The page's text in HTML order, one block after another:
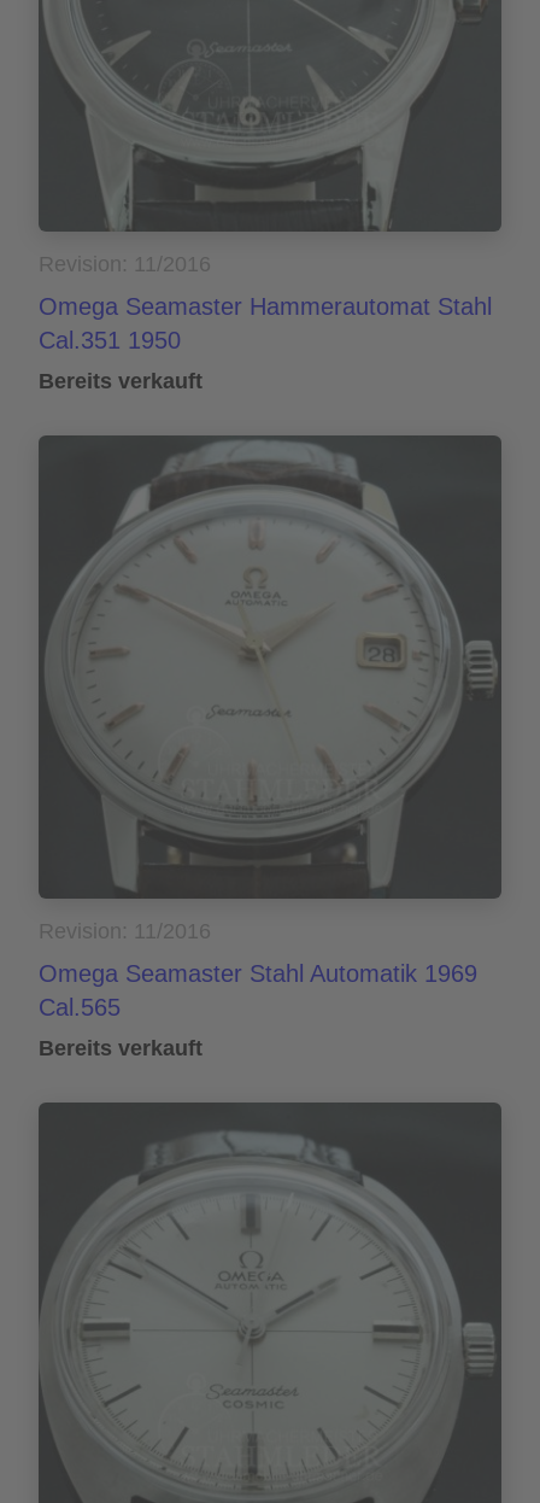
Revision: 11/2016
Omega Seamaster Hammerautomat Stahl
Cal.351 1950
Bereits verkauft
Revision: 11/2016
Omega Seamaster Stahl Automatik 1969
Cal.565
Bereits verkauft